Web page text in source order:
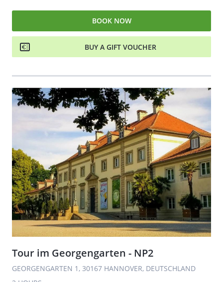
BOOK NOW
BUY A GIFT VOUCHER
Tour im Georgengarten - NP2
GEORGENGARTEN 1, 30167 HANNOVER, DEUTSCHLAND